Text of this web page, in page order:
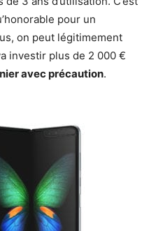
pour un
on peut légitimement
investir plus de 2 000 €
avec précaution.